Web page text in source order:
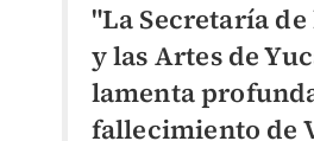
"La Secretaría
y las Artes de
lamenta
fallecimiento de